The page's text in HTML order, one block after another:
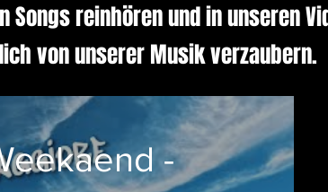
reinhören und in unseren
von unserer Musik verzaubern.
-